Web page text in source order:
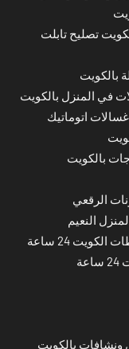
تصليح تابلت
بالكويت
في المنزل بالكويت
اتوماتيك
بالكويت
الرقعي
النعيم
24 ساعة
ونشافات بالكويت